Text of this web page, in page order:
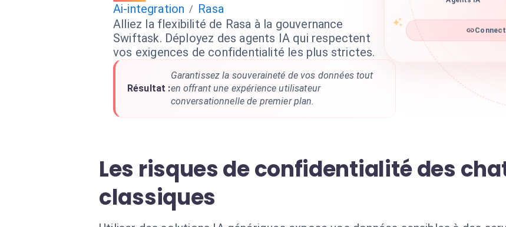
Ai-integration / Rasa
Alliez la flexibilité de Rasa à la gouvernance
Swiftask. Déployez des agents IA qui respectent
vos exigences de confidentialité les plus strictes.
Résultat :
Garantissez la souveraineté de vos données tout
en offrant une expérience utilisateur
conversationnelle de premier plan.
Agents IA
Les risques de confidentialité des
classiques